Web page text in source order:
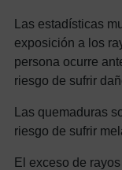
Las estadísticas
exposición a los
persona ocurre
riesgo de sufrir
Las quemaduras
riesgo de sufrir
El exceso de